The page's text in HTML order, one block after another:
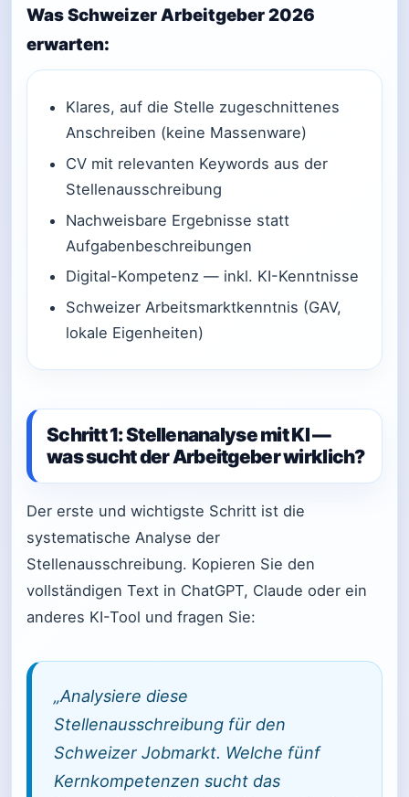
Was Schweizer Arbeitgeber 2026
erwarten:
Klares, auf die Stelle zugeschnittenes
Anschreiben (keine Massenware)
CV mit relevanten Keywords aus der
Stellenausschreibung
Nachweisbare Ergebnisse statt
Aufgabenbeschreibungen
Digital-Kompetenz — inkl. KI-Kenntnisse
Schweizer Arbeitsmarktkenntnis (GAV,
lokale Eigenheiten)
Schritt 1: Stellenanalyse mit KI —
was sucht der Arbeitgeber wirklich?
Der erste und wichtigste Schritt ist die
systematische Analyse der
Stellenausschreibung. Kopieren Sie den
vollständigen Text in ChatGPT, Claude oder ein
anderes KI-Tool und fragen Sie:
„Analysiere diese
Stellenausschreibung für den
Schweizer Jobmarkt. Welche fünf
Kernkompetenzen sucht das